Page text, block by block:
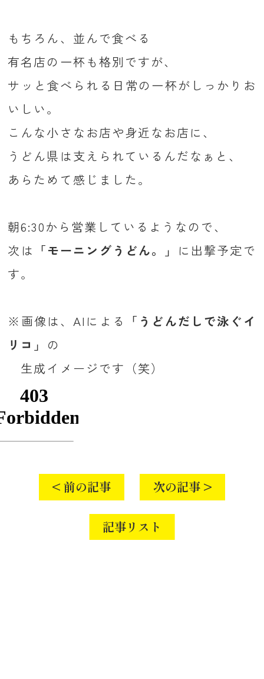
もちろん、並んで食べる
有名店の一杯も格別ですが、
サッと食べられる日常の一杯がしっかりお
いしい。
こんな小さなお店や身近なお店に、
うどん県は支えられているんだなぁと、
あらためて感じました。
朝6:30から営業しているようなので、
次は 「モーニングうどん。」
に出撃予定で
す。
※画像は、AIによる
「うどんだしで泳ぐイ
リコ」 の
生成イメージです（笑）
< 前の記事
記事リスト
次の記事 >